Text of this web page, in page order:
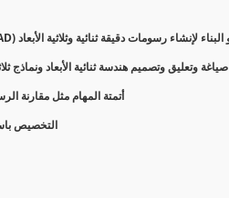
صياغة وتعليق وتصميم هندسة ثنائية الأبعاد ونماذج
أتمتة المهام مثل مقارنة
التخصيص